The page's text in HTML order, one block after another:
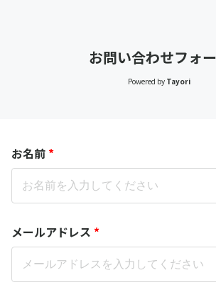
お問い合わせフォ
Powered by Tayori
お名前 *
メールアドレス *